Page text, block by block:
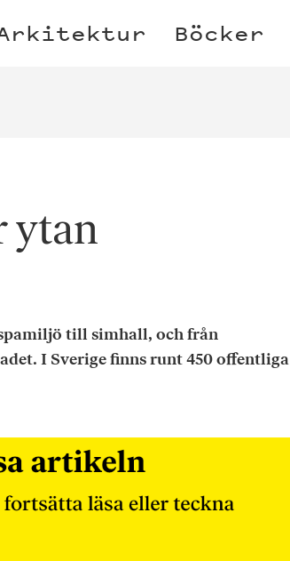
Böcker
ytan
till simhall, och från
I Sverige finns runt 450 offentliga